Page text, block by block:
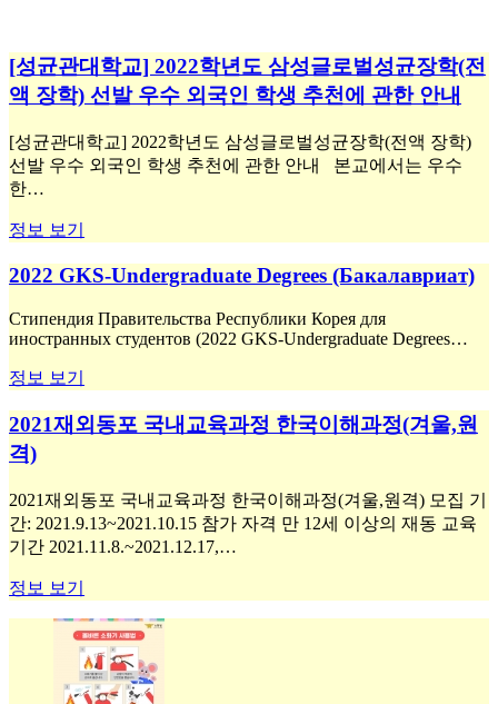
[성균관대학교] 2022학년도 삼성글로벌성균장학(전
액 장학) 선발 우수 외국인 학생 추천에 관한 안내
[성균관대학교] 2022학년도 삼성글로벌성균장학(전액 장학)
선발 우수 외국인 학생 추천에 관한 안내 본교에서는 우수
한…
정보 보기
2022 GKS-Undergraduate Degrees (Бакалавриат)
Стипендия Правительства Республики Корея для
иностранных студентов (2022 GKS-Undergraduate Degrees…
정보 보기
2021재외동포 국내교육과정 한국이해과정(겨울,원
격)
2021재외동포 국내교육과정 한국이해과정(겨울,원격) 모집 기
간: 2021.9.13~2021.10.15 참가 자격 만 12세 이상의 재동 교육
기간 2021.11.8.~2021.12.17,…
정보 보기